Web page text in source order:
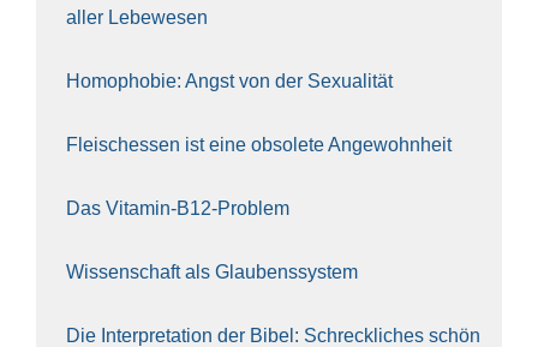
aller Lebe­we­sen
Homo­pho­bie: Angst von der Sexua­li­tät
Fleisch­essen ist eine obso­le­te An‍ge‍wohn‍heit
Das Vit­amin-B12-Pro­blem
Wis­sen­schaft als Glau­bens­sys­tem
Die Inter­pre­ta­ti­on der Bibel: Schreck­li­ches schön